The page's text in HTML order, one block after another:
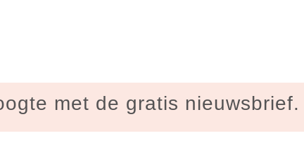
met de gratis